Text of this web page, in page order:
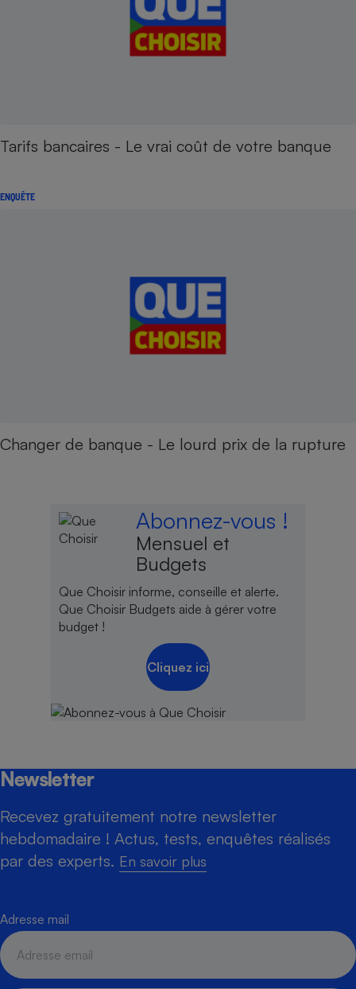
Tarifs bancaires - Le vrai coût de votre banque
ENQUÊTE
Changer de banque - Le lourd prix de la rupture
Abonnez-vous !
Mensuel et
Budgets
Que Choisir informe, conseille et alerte.
Que Choisir Budgets aide à gérer votre
budget !
Cliquez ici
Newsletter
Recevez gratuitement notre newsletter
hebdomadaire ! Actus, tests, enquêtes réalisés
par des experts. En savoir plus
Adresse mail